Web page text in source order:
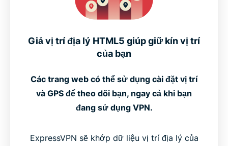
Giả vị trí địa lý HTML5 giúp giữ kín vị trí
của bạn
Các trang web có thể sử dụng cài đặt vị trí
và GPS để theo dõi bạn, ngay cả khi bạn
đang sử dụng VPN.
ExpressVPN sẽ khớp dữ liệu vị trí địa lý của